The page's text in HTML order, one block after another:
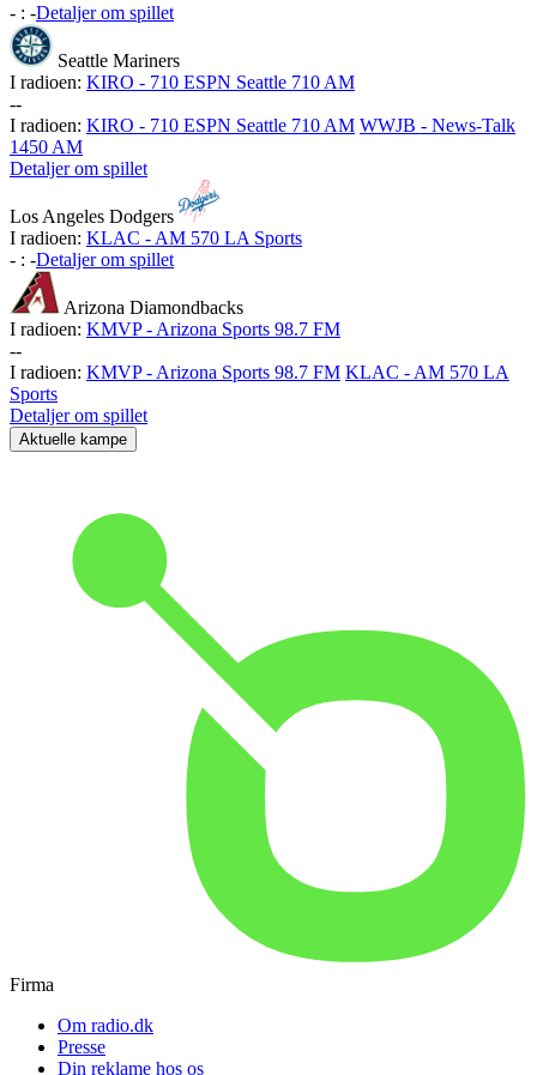
- : -Detaljer om spillet
Seattle Mariners
I radioen: KIRO - 710 ESPN Seattle 710 AM
--
I radioen: KIRO - 710 ESPN Seattle 710 AM WWJB - News-Talk
1450 AM
Detaljer om spillet
Los Angeles Dodgers
I radioen: KLAC - AM 570 LA Sports
- : -Detaljer om spillet
Arizona Diamondbacks
I radioen: KMVP - Arizona Sports 98.7 FM
--
I radioen: KMVP - Arizona Sports 98.7 FM KLAC - AM 570 LA
Sports
Detaljer om spillet
Aktuelle kampe
Firma
Om radio.dk
Presse
Din reklame hos os